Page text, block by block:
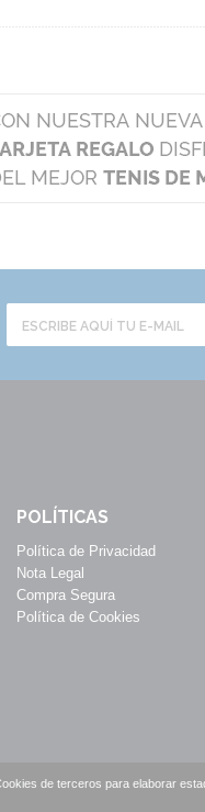
POLÍTICAS
Política de Privacidad
Nota Legal
Compra Segura
Política de Cookies
de terceros para elaborar